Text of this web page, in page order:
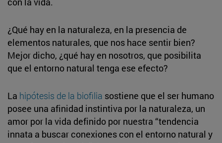
¿Qué hay en la naturaleza, en la presencia de
elementos naturales, que nos hace sentir bien?
Mejor dicho, ¿qué hay en nosotros, que posibilita
que el entorno natural tenga ese efecto?
La hipótesis de la biofilia sostiene que el ser humano
posee una afinidad instintiva por la naturaleza, un
amor por la vida definido por nuestra “tendencia
innata a buscar conexiones con el entorno natural y